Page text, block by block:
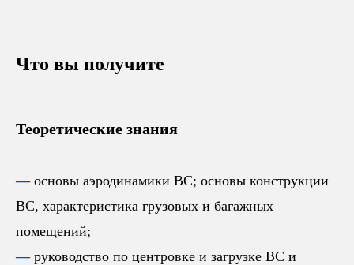
Что вы получите
Теоретические знания
—основы аэродинамики ВС; основы конструкции
ВС, характеристика грузовых и багажных
помещений;
—руководство по центровке и загрузке ВС и